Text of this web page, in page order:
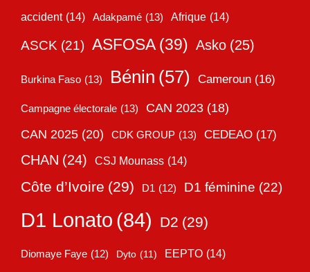
accident (14) Adakpamé (13) Afrique (14)
ASCK (21) ASFOSA (39) Asko (25)
Burkina Faso (13) Bénin (57) Cameroun (16)
Campagne électorale (13) CAN 2023 (18)
CAN 2025 (20) CDK GROUP (13) CEDEAO (17)
CHAN (24) CSJ Mounass (14)
Côte d’Ivoire (29) D1 (12) D1 féminine (22)
D1 Lonato (84) D2 (29)
Diomaye Faye (12) Dyto (11) EEPTO (14)